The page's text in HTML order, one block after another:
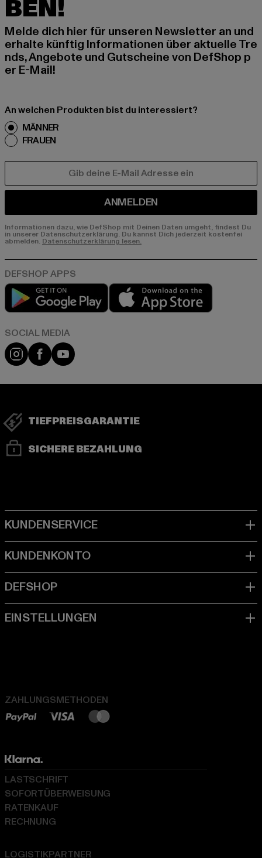
BEN!
Melde dich hier für unseren Newsletter an und
erhalte künftig Informationen über aktuelle Tre
nds, Angebote und Gutscheine von DefShop p
er E-Mail!
An welchen Produkten bist du interessiert?
MÄNNER
FRAUEN
ANMELDEN
Informationen dazu, wie DefShop mit Deinen Daten umgeht, findest Du
in unserer Datenschutzerklärung. Du kannst Dich jederzeit kostenfei
abmelden. Datenschutzerklärung lesen.
Play market
Instagram
FacebookYouTube
TIEFPREISGARANTIE
SICHERE BEZAHLUNG
ZAHLUNGSMETHODEN
LOGISTIKPARTNER
LASTSCHRIFT
SOFORTÜBERWEISUNG
RATENKAUF
RECHNUNG